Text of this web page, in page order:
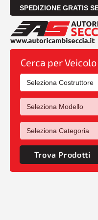
SPEDIZIONE GRATIS
Cerca per Veicolo
Trova Prodotti